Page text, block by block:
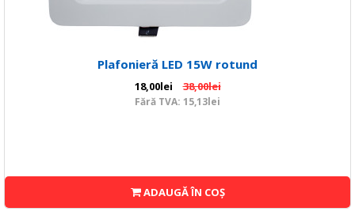
Plafonieră LED 15W rotund
18,00lei 38,00lei
Fără TVA: 15,13lei
ADAUGĂ ÎN COŞ